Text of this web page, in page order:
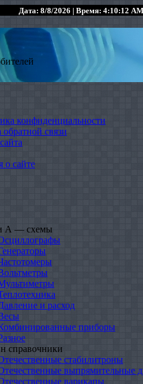
Дата: 8/8/2026 | Время: 4:10:12 AM
конфиденциальности
связи
сайте
А — схемы
и расход
приборы
справочники
стабилитроны
выпрямительные
варикапы